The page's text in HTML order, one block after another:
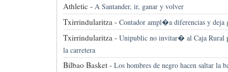
Athletic - A Santander, ir, ganar y volver
Txirrindularitza - Contador ampl�a diferencias y deja
Txirrindularitza - Unipublic no invitar� al Caja Rural
la carretera
Bilbao Basket - Los hombres de negro hacen saltar la